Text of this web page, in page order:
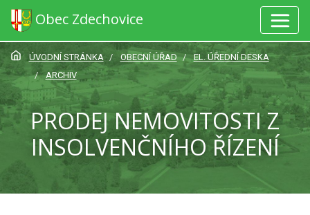
Obec Zdechovice
ÚVODNÍ STRÁNKA OBECNÍ ÚŘAD
EL. ÚŘEDNÍ DESKA
ARCHIV
PRODEJ NEMOVITOSTI Z
INSOLVENČNÍHO ŘÍZENÍ